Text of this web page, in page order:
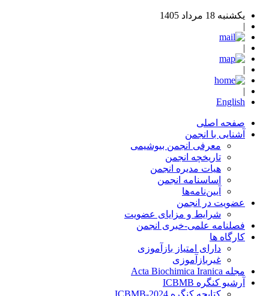
یکشنبه 18 مرداد 1405
English
صفحه اصلی
آشنایی با انجمن
معرفی انجمن بیوشیمی
تاریخچه انجمن
هیات مدیره انجمن
اساسنامه‌ انجمن
آیین‌نامه‌ها
عضویت در انجمن
شرایط و مزایای عضویت
فصلنامه علمی-خبری انجمن
کارگاه ها
دارای امتیاز بازآموزی
غیربازآموزی
مجله Acta Biochimica Iranica
آرشیو کنگره ICBMB
کتابچه کنگره ICBMB-2024